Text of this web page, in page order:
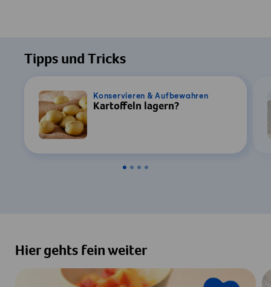
Tipps und Tricks
Konservieren & Aufbewahren
Kartoffeln lagern?
Hier gehts fein weiter